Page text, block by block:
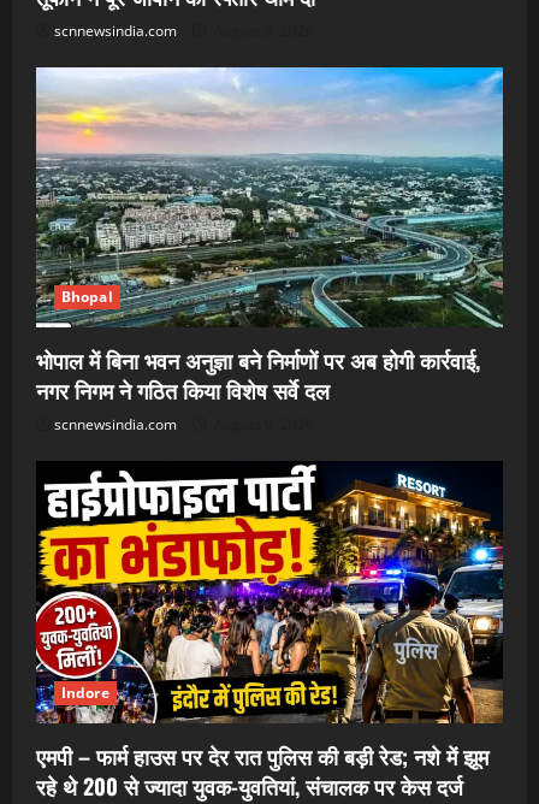
scnnewsindia.com
Bhopal
भोपाल में बिना भवन अनुज्ञा बने निर्माणों पर अब होगी कार्रवाई,
नगर निगम ने गठित किया विशेष सर्वे दल
scnnewsindia.com
Indore
एमपी – फार्म हाउस पर देर रात पुलिस की बड़ी रेड; नशे में झूम
रहे थे 200 से ज्यादा युवक-युवतियां, संचालक पर केस दर्ज